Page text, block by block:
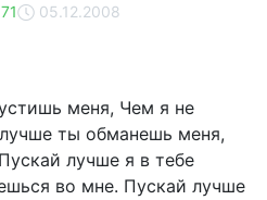
05.12.2008
меня, Чем я не
ты обманешь меня,
лучше я в тебе
во мне. Пускай лучше